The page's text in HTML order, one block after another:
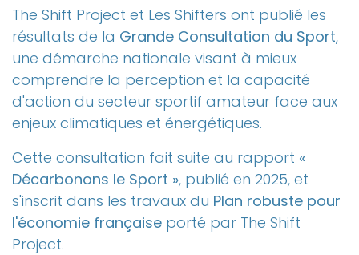
The Shift Project et Les Shifters ont publié les
résultats de la Grande Consultation du Sport,
une démarche nationale visant à mieux
comprendre la perception et la capacité
d'action du secteur sportif amateur face aux
enjeux climatiques et énergétiques.
Cette consultation fait suite au rapport «
Décarbonons le Sport », publié en 2025, et
s'inscrit dans les travaux du Plan robuste pour
l'économie française porté par The Shift
Project.